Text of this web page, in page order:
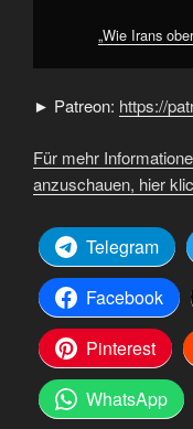
„Wie Irans
► Patreon: https://
Für mehr
anzuschauen, hier
Telegram
Facebook
Pinterest
WhatsApp